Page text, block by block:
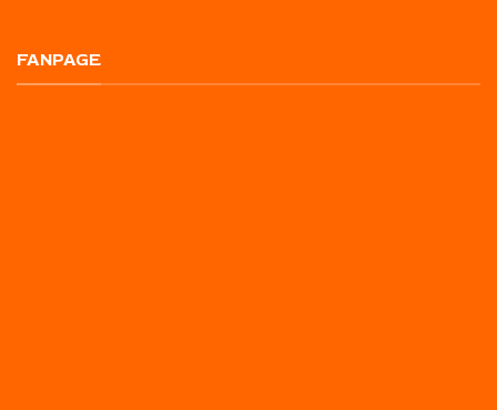
FANPAGE